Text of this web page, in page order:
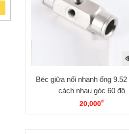
Béc giữa nối nhanh ống 9.52
cách nhau góc 60 độ
20,000₫